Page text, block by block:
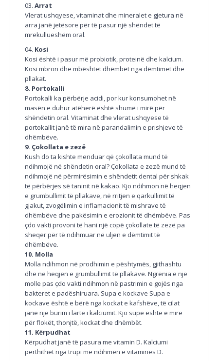
Arrat
Vlerat ushqyese, vitaminat dhe mineralet e gjetura në
arra janë jetësore për të pasur një shëndet të
mrekullueshëm oral.
Kosi
Kosi është i pasur më probiotik, proteinë dhe kalcium.
Kosi mbron dhe mbështet dhëmbët nga dëmtimet dhe
pllakat.
8. Portokalli
Portokalli ka përbërje acidi, por kur konsumohet në
masën e duhur atëherë është shumë i mirë për
shëndetin oral. Vitaminat dhe vlerat ushqyese të
portokallit janë të mira në parandalimin e prishjeve të
dhëmbëve.
9. Çokollata e zezë
Kush do ta kishte menduar që çokollata mund të
ndihmojë në shëndetin oral? Çokollata e zezë mund të
ndihmojë në përmirësimin e shëndetit dental për shkak
të përbërjes së taninit në kakao. Kjo ndihmon në heqjen
e grumbullimit të pllakave, në rritjen e qarkullimit të
gjakut, zvogëlimin e inflamacionit të mishrave të
dhëmbëve dhe pakësimin e erozionit të dhëmbëve. Pas
çdo vakti provoni të hani një copë çokollate të zezë pa
sheqer për të ndihmuar në uljen e dëmtimit të
dhëmbëve.
10. Molla
Molla ndihmon në prodhimin e pështymës, gjithashtu
dhe në heqjen e grumbullimit të pllakave. Ngrënia e një
molle pas çdo vakti ndihmon në pastrimin e gojës nga
bakteret e padëshiruara. Supa e kockave Supa e
kockave është e bërë nga kockat e kafshëve, të cilat
janë një burim i lartë i kalciumit. Kjo supë është ë mirë
për flokët, thonjtë, kockat dhe dhëmbët.
11. Kërpudhat
Kërpudhat janë të pasura me vitamin D. Kalciumi
përthithet nga trupi me ndihmën e vitaminës D.